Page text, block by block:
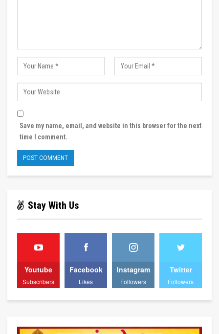
Save my name, email, and website in this browser for the next
time I comment.
Stay With Us
Youtube
Subscribers
Facebook
Likes
Instagram
Followers
Twitter
Followers